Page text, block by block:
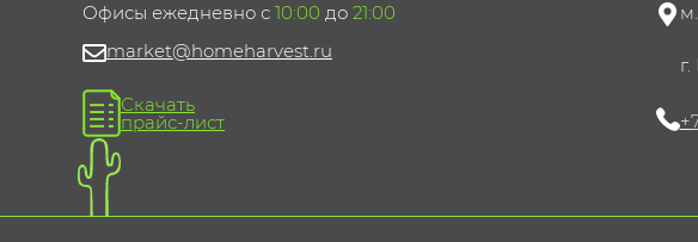
Офисы ежедневно с 10:00 до 21:00
market@homeharvest.ru
Скачать
прайс-лист